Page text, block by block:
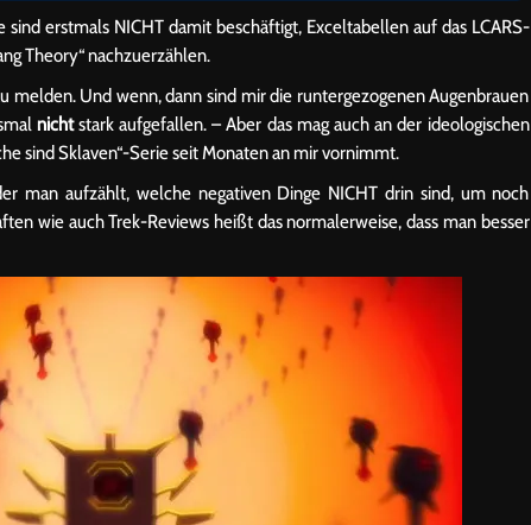
erstmals NICHT damit beschäftigt, Exceltabellen auf das LCARS-
Theory“ nachzuerzählen.
melden. Und wenn, dann sind mir die runtergezogenen Augenbrauen
nichtstark aufgefallen. – Aber das mag auch an der ideologischen
sind Sklaven“-Serie seit Monaten an mir vornimmt.
man aufzählt, welche negativen Dinge NICHT drin sind, um noch
wie auch Trek-Reviews heißt das normalerweise, dass man besser